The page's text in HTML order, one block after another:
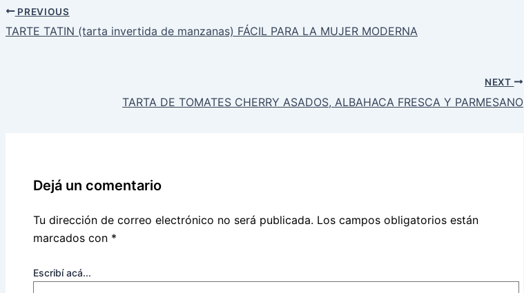
PREVIOUS
TARTE TATIN (tarta invertida de manzanas) FÁCIL PARA LA MUJER MODERNA
NEXT
TARTA DE TOMATES CHERRY ASADOS, ALBAHACA FRESCA Y PARMESANO
Dejá un comentario
Tu dirección de correo electrónico no será publicada. Los campos obligatorios están
marcados con *
Escribí acá...